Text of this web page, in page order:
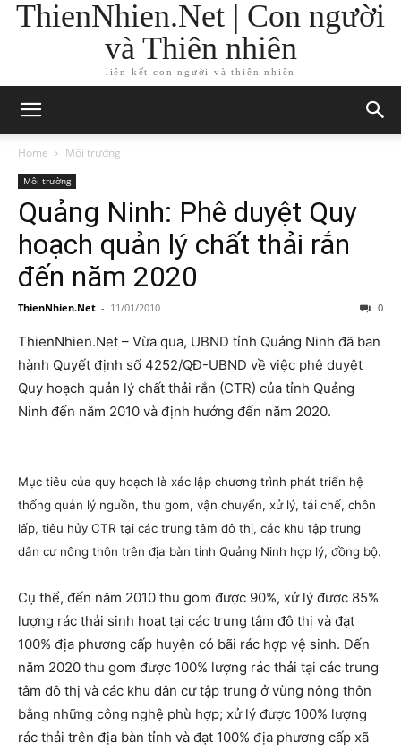
ThienNhien.Net | Con người
và Thiên nhiên
liên kết con người và thiên nhiên
Home Môi trường
Môi trường
Quảng Ninh: Phê duyệt Quy
hoạch quản lý chất thải rắn
đến năm 2020
ThienNhien.Net - 11/01/2010 0
ThienNhien.Net – Vừa qua, UBND tỉnh Quảng Ninh đã ban
hành Quyết định số 4252/QĐ-UBND về việc phê duyệt
Quy hoạch quản lý chất thải rắn (CTR) của tỉnh Quảng
Ninh đến năm 2010 và định hướng đến năm 2020.
Mục tiêu của quy hoạch là xác lập chương trình phát triển hệ
thống quản lý nguồn, thu gom, vận chuyển, xử lý, tái chế, chôn
lấp, tiêu hủy CTR tại các trung tâm đô thị, các khu tập trung
dân cư nông thôn trên địa bàn tỉnh Quảng Ninh hợp lý, đồng bộ.
Cụ thể, đến năm 2010 thu gom được 90%, xử lý được 85%
lượng rác thải sinh hoạt tại các trung tâm đô thị và đạt
100% địa phương cấp huyện có bãi rác hợp vệ sinh. Đến
năm 2020 thu gom được 100% lượng rác thải tại các trung
tâm đô thị và các khu dân cư tập trung ở vùng nông thôn
bằng những công nghệ phù hợp; xử lý được 100% lượng
rác thải trên địa bàn tỉnh và đạt 100% địa phương cấp xã